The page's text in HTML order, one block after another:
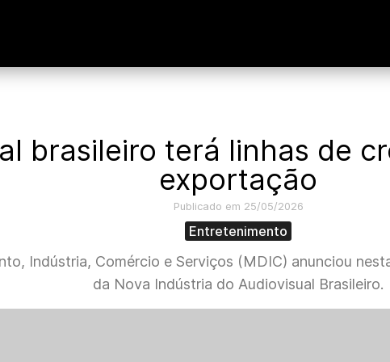
brasileiro terá linhas de
exportação
Publicado em 25/05/2026
Entretenimento
Indústria, Comércio e Serviços (MDIC) anunciou
da Nova Indústria do Audiovisual Brasileiro.